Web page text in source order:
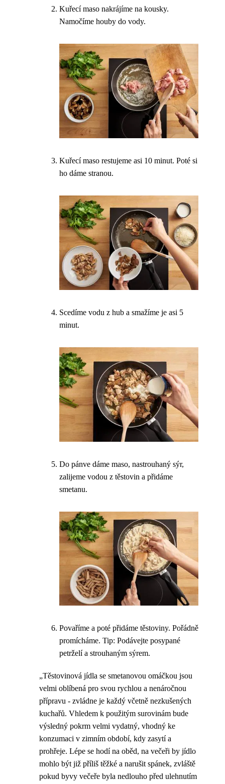
Kuřecí maso nakrájíme na kousky.
Namočíme houby do vody.
Kuřecí maso restujeme asi 10 minut. Poté si
ho dáme stranou.
Scedíme vodu z hub a smažíme je asi 5
minut.
Do pánve dáme maso, nastrouhaný sýr,
zalijeme vodou z těstovin a přidáme
smetanu.
Povaříme a poté přidáme těstoviny. Pořádně
promícháme. Tip: Podávejte posypané
petrželí a strouhaným sýrem.
„Těstovinová jídla se smetanovou omáčkou jsou
velmi oblíbená pro svou rychlou a nenáročnou
přípravu - zvládne je každý včetně nezkušených
kuchařů. Vhledem k použitým surovinám bude
výsledný pokrm velmi vydatný, vhodný ke
konzumaci v zimním období, kdy zasytí a
prohřeje. Lépe se hodí na oběd, na večeři by jídlo
mohlo být již příliš těžké a narušit spánek, zvláště
pokud byvy večeře byla nedlouho před ulehnutím